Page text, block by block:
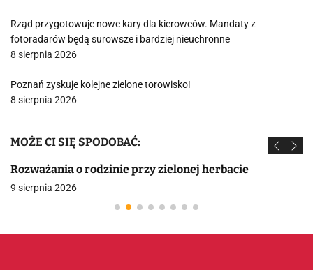
Rząd przygotowuje nowe kary dla kierowców. Mandaty z
fotoradarów będą surowsze i bardziej nieuchronne
8 sierpnia 2026
Poznań zyskuje kolejne zielone torowisko!
8 sierpnia 2026
MOŻE CI SIĘ SPODOBAĆ:
Rozważania o rodzinie przy zielonej herbacie
9 sierpnia 2026